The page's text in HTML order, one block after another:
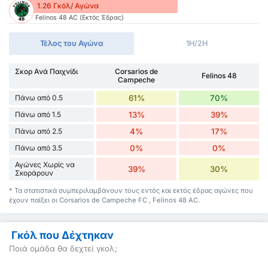
1.26 Γκόλ/ Αγώνα
Felinos 48 AC (Εκτός Έδρας)
Τέλος του Αγώνα 1H/2H
Σκορ Ανά Παιχνίδι
Corsarios de
Campeche
Felinos 48
Πάνω από 0.5 61% 70%
Πάνω από 1.5 13% 39%
Πάνω από 2.5 4% 17%
Πάνω από 3.5 0% 0%
Αγώνες Χωρίς να
Σκοράρουν
39% 30%
* Τα στατιστικά συμπεριλαμβάνουν τους εντός και εκτός έδρας αγώνες που
έχουν παίξει οι Corsarios de Campeche FC , Felinos 48 AC.
Γκόλ που Δέχτηκαν
Ποιά ομάδα θα δεχτεί γκολ;